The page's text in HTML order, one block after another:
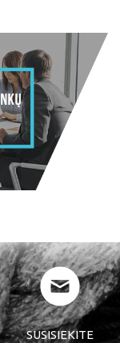
SUSISIEKITE